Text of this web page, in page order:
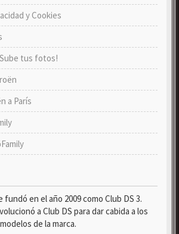
y Cookies
tus fotos!
a París
fundó en el año 2009 como Club DS 3.
a Club DS para dar cabida a los
de la marca.